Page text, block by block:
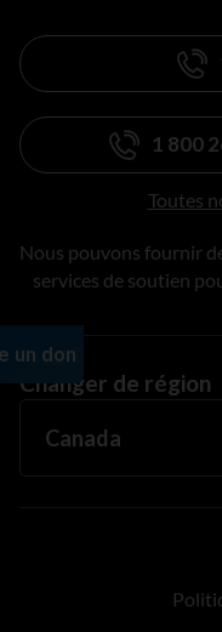
1 800
Toutes
Nous pouvons fournir
services de soutien
Changer de région